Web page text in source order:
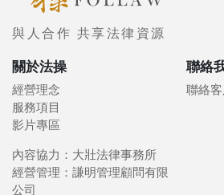
與人合作 共享法律資源
關於法操
經營理念
服務項目
影片專區
聯絡
聯絡客
內容協力：大壯法律事務所
經營管理：謙明管理顧問有限
公司